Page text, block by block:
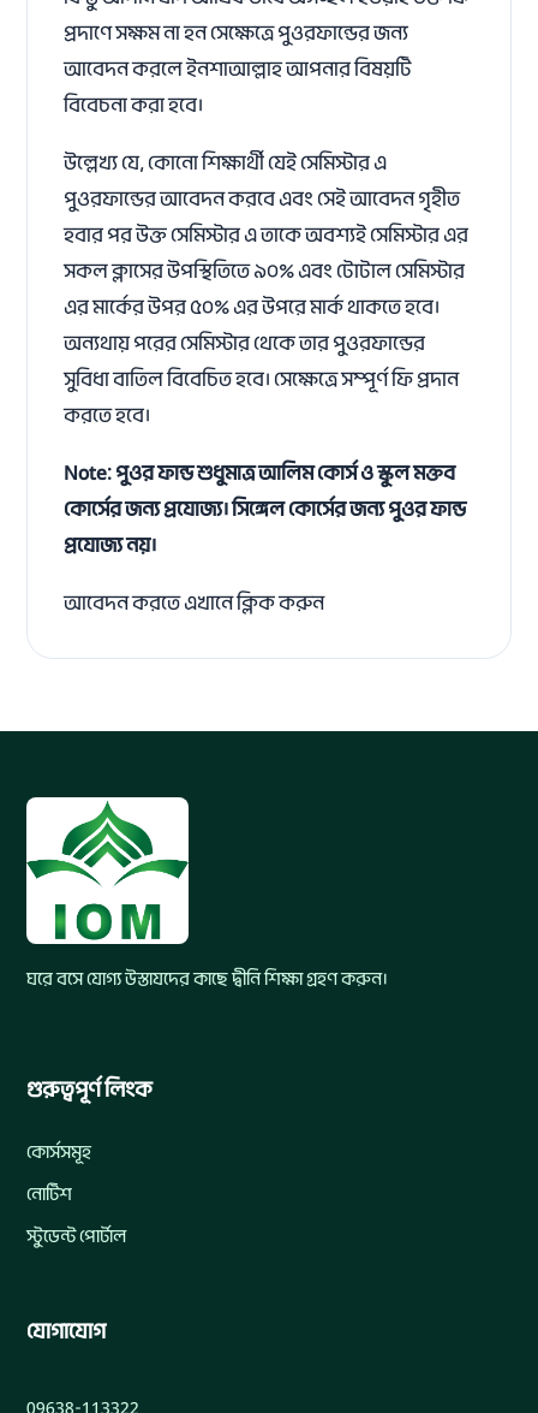
প্রদাণে সক্ষম না হন সেক্ষেত্রে পুওরফান্ডের জন্য
আবেদন করলে ইনশাআল্লাহ আপনার বিষয়টি
বিবেচনা করা হবে।
উল্লেখ্য যে, কোনো শিক্ষার্থী যেই সেমিস্টার এ
পুওরফান্ডের আবেদন করবে এবং সেই আবেদন গৃহীত
হবার পর উক্ত সেমিস্টার এ তাকে অবশ্যই সেমিস্টার এর
সকল ক্লাসের উপস্থিতিতে ৯০% এবং টোটাল সেমিস্টার
এর মার্কের উপর ৫০% এর উপরে মার্ক থাকতে হবে।
অন্যথায় পরের সেমিস্টার থেকে তার পুওরফান্ডের
সুবিধা বাতিল বিবেচিত হবে। সেক্ষেত্রে সম্পূর্ণ ফি প্রদান
করতে হবে।
Note: পুওর ফান্ড শুধুমাত্র আলিম কোর্স ও স্কুল মক্তব
কোর্সের জন্য প্রযোজ্য। সিঙ্গেল কোর্সের জন্য পুওর ফান্ড
প্রযোজ্য নয়।
আবেদন করতে এখানে ক্লিক করুন
ঘরে বসে যোগ্য উস্তাযদের কাছে দ্বীনি শিক্ষা গ্রহণ করুন।
গুরুত্বপূর্ণ লিংক
কোর্সসমূহ
নোটিশ
স্টুডেন্ট পোর্টাল
যোগাযোগ